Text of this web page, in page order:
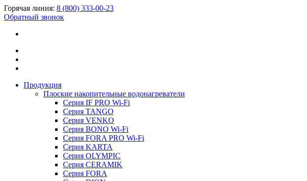
Горячая линия: 8 (800) 333-00-23
Обратный звонок
Продукция
Плоские накопительные водонагреватели
Серия IF PRO Wi-Fi
Серия TANGO
Серия VENKO
Серия BONO Wi-Fi
Серия FORA PRO Wi-Fi
Серия KARTA
Серия OLYMPIC
Серия CERAMIK
Серия FORA